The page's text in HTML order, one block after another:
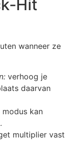
wanneer ze
verhoog je
daarvan
kan
multiplier vast